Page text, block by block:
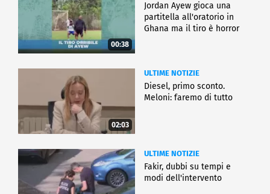
00:38
Jordan Ayew gioca una
partitella all'oratorio in
Ghana ma il tiro è horror
02:03
ULTIME NOTIZIE
Diesel, primo sconto.
Meloni: faremo di tutto
ULTIME NOTIZIE
Fakir, dubbi su tempi e
modi dell'intervento